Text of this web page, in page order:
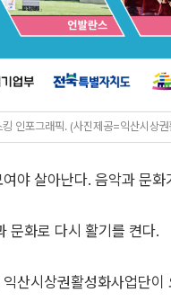
인포그래픽. (사진제공=익산시상권
야 살아난다. 음악과 문
문화로 다시 활기를 켠다.
산시상권활성화사업단